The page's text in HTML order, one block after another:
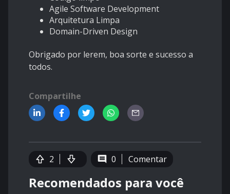
Agile Software Development
Arquitetura Limpa
Domain-Driven Design
Obrigado por lerem, boa sorte e sucesso a
todos.
Compartilhe
2 0 Comentar
Recomendados para você